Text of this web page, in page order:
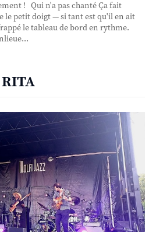
! Qui n'a pas chanté Ça fait
le petit doigt — si tant est qu'il en ait
le tableau de bord en rythme.
RITA